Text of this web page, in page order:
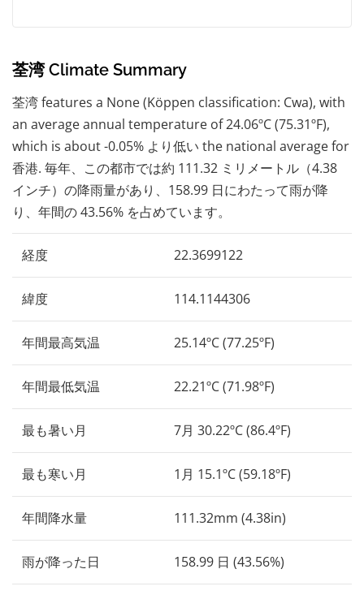
荃湾 Climate Summary
荃湾 features a None (Köppen classification: Cwa), with
an average annual temperature of 24.06ºC (75.31ºF),
which is about -0.05% より低い the national average for
香港. 毎年、この都市では約 111.32 ミリメートル（4.38
インチ）の降雨量があり、158.99 日にわたって雨が降
り、年間の 43.56% を占めています。
経度 22.3699122
緯度 114.1144306
年間最高気温 25.14ºC (77.25ºF)
年間最低気温 22.21ºC (71.98ºF)
最も暑い月 7月 30.22ºC (86.4ºF)
最も寒い月 1月 15.1ºC (59.18ºF)
年間降水量 111.32mm (4.38in)
雨が降った日 158.99 日 (43.56%)